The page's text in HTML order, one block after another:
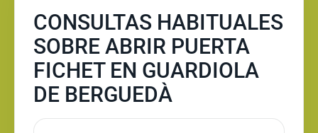
CONSULTAS HABITUALES
SOBRE ABRIR PUERTA
FICHET EN GUARDIOLA
DE BERGUEDÀ